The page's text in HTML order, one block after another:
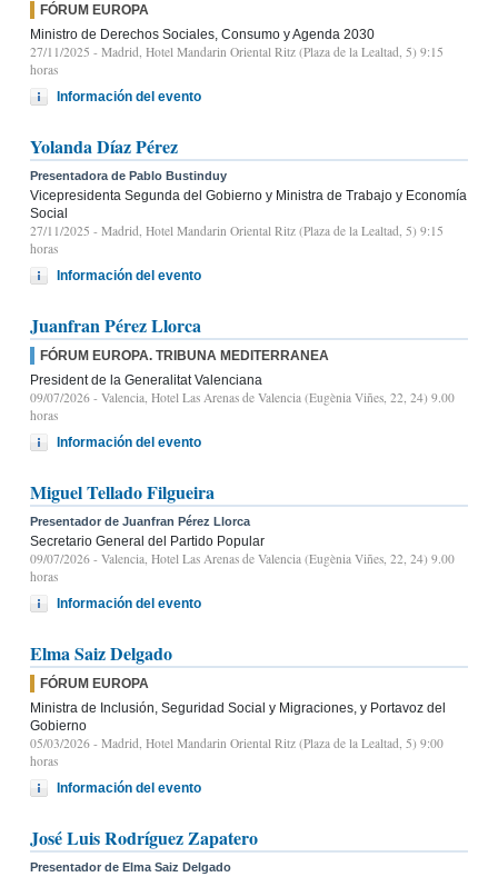
FÓRUM EUROPA
Ministro de Derechos Sociales, Consumo y Agenda 2030
27/11/2025 - Madrid, Hotel Mandarin Oriental Ritz (Plaza de la Lealtad, 5) 9:15
horas
Información del evento
Yolanda Díaz Pérez
Presentadora de Pablo Bustinduy
Vicepresidenta Segunda del Gobierno y Ministra de Trabajo y Economía
Social
27/11/2025 - Madrid, Hotel Mandarin Oriental Ritz (Plaza de la Lealtad, 5) 9:15
horas
Información del evento
Juanfran Pérez Llorca
FÓRUM EUROPA. TRIBUNA MEDITERRANEA
President de la Generalitat Valenciana
09/07/2026 - Valencia, Hotel Las Arenas de Valencia (Eugènia Viñes, 22, 24) 9.00
horas
Información del evento
Miguel Tellado Filgueira
Presentador de Juanfran Pérez Llorca
Secretario General del Partido Popular
09/07/2026 - Valencia, Hotel Las Arenas de Valencia (Eugènia Viñes, 22, 24) 9.00
horas
Información del evento
Elma Saiz Delgado
FÓRUM EUROPA
Ministra de Inclusión, Seguridad Social y Migraciones, y Portavoz del
Gobierno
05/03/2026 - Madrid, Hotel Mandarin Oriental Ritz (Plaza de la Lealtad, 5) 9:00
horas
Información del evento
José Luis Rodríguez Zapatero
Presentador de Elma Saiz Delgado